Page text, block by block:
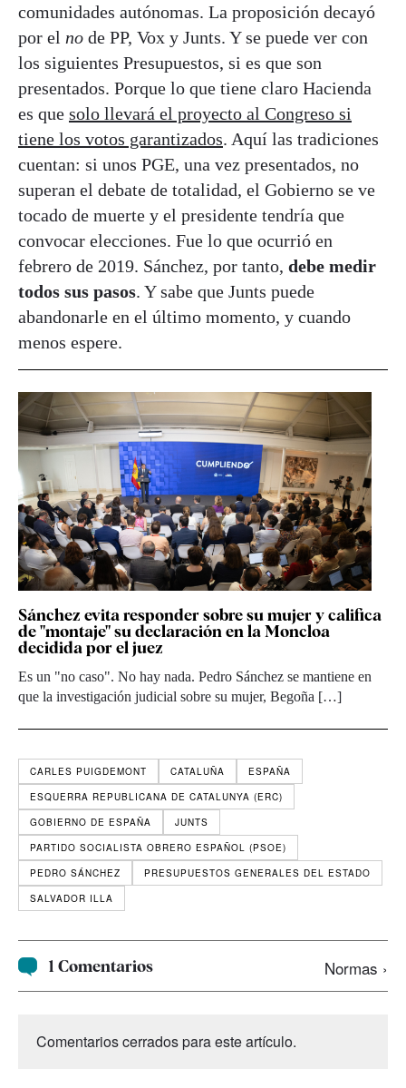
comunidades autónomas. La proposición decayó
por el no de PP, Vox y Junts. Y se puede ver con
los siguientes Presupuestos, si es que son
presentados. Porque lo que tiene claro Hacienda
es que solo llevará el proyecto al Congreso si
tiene los votos garantizados. Aquí las tradiciones
cuentan: si unos PGE, una vez presentados, no
superan el debate de totalidad, el Gobierno se ve
tocado de muerte y el presidente tendría que
convocar elecciones. Fue lo que ocurrió en
febrero de 2019. Sánchez, por tanto, debe medir
todos sus pasos. Y sabe que Junts puede
abandonarle en el último momento, y cuando
menos espere.
Sánchez evita responder sobre su mujer y califica
de "montaje" su declaración en la Moncloa
decidida por el juez
Es un "no caso". No hay nada. Pedro Sánchez se mantiene en
que la investigación judicial sobre su mujer, Begoña […]
CARLES PUIGDEMONT CATALUÑA
ESPAÑA
ESQUERRA REPUBLICANA DE CATALUNYA (ERC)
GOBIERNO DE ESPAÑA
JUNTS
PARTIDO SOCIALISTA OBRERO ESPAÑOL (PSOE)
PEDRO SÁNCHEZ
PRESUPUESTOS GENERALES DEL ESTADO
SALVADOR ILLA
1 Comentarios Normas ›
Comentarios cerrados para este artículo.